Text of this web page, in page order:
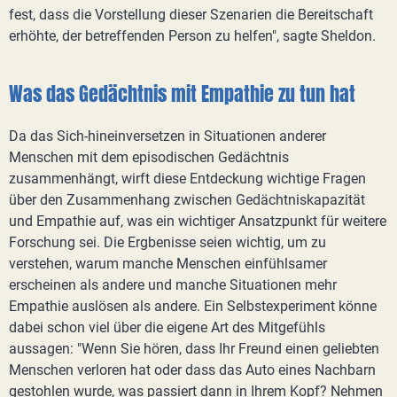
fest, dass die Vorstellung dieser Szenarien die Bereitschaft
erhöhte, der betreffenden Person zu helfen", sagte Sheldon.
Was das Gedächtnis mit Empathie zu tun hat
Da das Sich-hineinversetzen in Situationen anderer
Menschen mit dem episodischen Gedächtnis
zusammenhängt, wirft diese Entdeckung wichtige Fragen
über den Zusammenhang zwischen Gedächtniskapazität
und Empathie auf, was ein wichtiger Ansatzpunkt für weitere
Forschung sei. Die Ergbenisse seien wichtig, um zu
verstehen, warum manche Menschen einfühlsamer
erscheinen als andere und manche Situationen mehr
Empathie auslösen als andere. Ein Selbstexperiment könne
dabei schon viel über die eigene Art des Mitgefühls
aussagen: "Wenn Sie hören, dass Ihr Freund einen geliebten
Menschen verloren hat oder dass das Auto eines Nachbarn
gestohlen wurde, was passiert dann in Ihrem Kopf? Nehmen